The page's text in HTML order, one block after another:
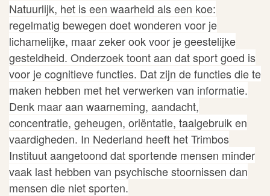
Natuurlijk, het is een waarheid als een koe:
regelmatig bewegen doet wonderen voor je
lichamelijke, maar zeker ook voor je geestelijke
gesteldheid. Onderzoektoont aan dat sport goed is
voor je cognitieve functies. Dat zijn de functies die te
maken hebben met het verwerken van informatie.
Denk maar aan waarneming, aandacht,
concentratie, geheugen, oriëntatie, taalgebruik en
vaardigheden. In Nederland heeft het Trimbos
Instituutaangetoond dat sportende mensen minder
vaak last hebben van psychische stoornissen dan
mensen die niet sporten.